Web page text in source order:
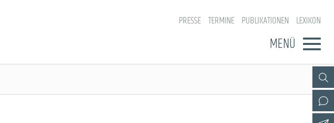
PRESSE TERMINE PUBLIKATIONEN LEXIKON
MENÜ